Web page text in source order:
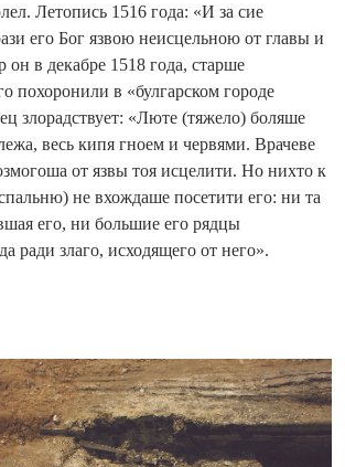
Летопись 1516 года: «И за сие
его Бог язвою неисцельною от главы и
он в декабре 1518 года, старше
похоронили в «булгарском городе
злорадствует: «Люте (тяжело) боляше
весь кипя гноем и червями. Врачеве
от язвы тоя исцелити. Но нихто к
не вхождаше посетити его: ни та
его, ни большие его рядцы
ради злаго, исходящего от него».